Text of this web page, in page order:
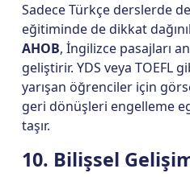
Sadece Türkçe derslerde
eğitiminde de dikkat
AHOB, İngilizce pasajları
geliştirir. YDS veya TOEFL
yarışan öğrenciler için
geri dönüşleri engelleme
taşır.
10. Bilişsel